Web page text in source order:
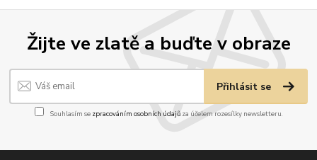
Žijte ve zlatě a buďte v obraze
Přihlásit se
Souhlasím se zpracováním osobních údajůza účelem rozesílky newsletteru.